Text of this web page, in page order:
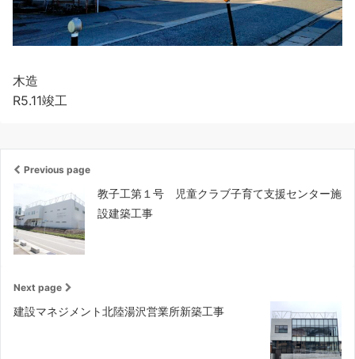
木造
R5.11竣工
Previous page
教子工第１号 児童クラブ子育て支援センター施
設建築工事
Next page
建設マネジメント北陸湯沢営業所新築工事